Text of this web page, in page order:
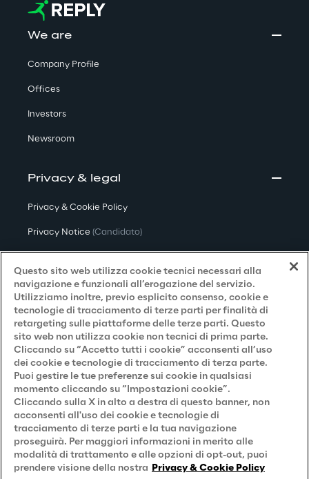
We are
Company Profile
Offices
Investors
Newsroom
Privacy & legal
Privacy & Cookie Policy
Privacy Notice (Candidato)
Privacy Notice(Fornitore)
Privacy Notice (Marketing)
Accessibilità
Careers
Contacts
Questo sito web utilizza cookie tecnici necessari alla
navigazione e funzionali all’erogazione del servizio.
Utilizziamo inoltre, previo esplicito consenso, cookie e
tecnologie di tracciamento di terze parti per finalità di
retargeting sulle piattaforme delle terze parti. Questo
sito web non utilizza cookie non tecnici di prima parte.
Cliccando su “Accetto tutti i cookie” acconsenti all’uso
dei cookie e tecnologie di tracciamento di terza parte.
Puoi gestire le tue preferenze sui cookie in qualsiasi
momento cliccando su “Impostazioni cookie”.
Cliccando sulla X in alto a destra di questo banner, non
acconsenti all'uso dei cookie e tecnologie di
tracciamento di terze parti e la tua navigazione
proseguirà. Per maggiori informazioni in merito alle
modalità di trattamento e alle opzioni di opt-out, puoi
prendere visione della nostra Privacy & Cookie Policy